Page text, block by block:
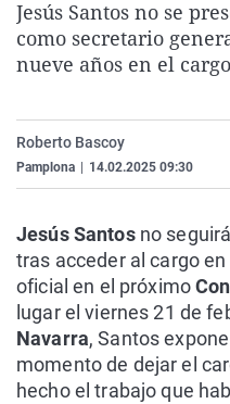
Jesús Santos no se
como secretario
nueve años en el cargo
Roberto Bascoy
Pamplona 14.02.2025 09:30
Jesús Santosno
tras acceder al cargo
oficial en el próximo
lugar el viernes 21 de
Navarra, Santos
momento de dejar el
hecho el trabajo que